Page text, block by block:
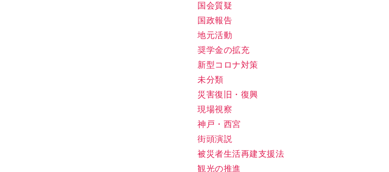
国会質疑
国政報告
地元活動
奨学金の拡充
新型コロナ対策
未分類
災害復旧・復興
現場視察
神戸・西宮
街頭演説
被災者生活再建支援法
観光の推進